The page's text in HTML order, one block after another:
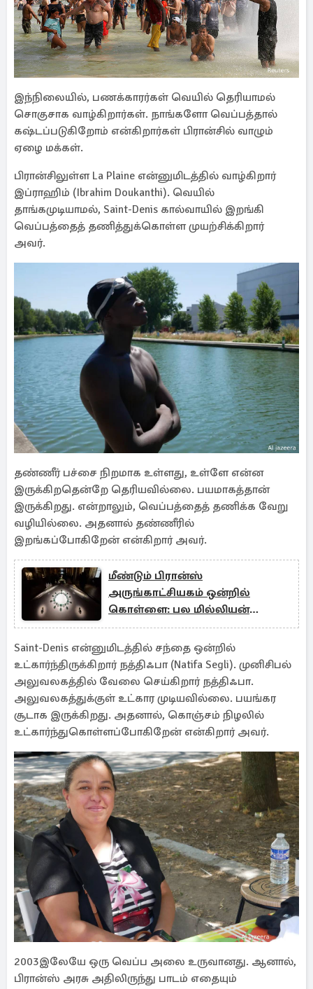
இந்நிலையில், பணக்காரர்கள் வெயில் தெரியாமல்
சொகுசாக வாழ்கிறார்கள். நாங்களோ வெப்பத்தால்
கஷ்டப்படுகிறோம் என்கிறார்கள் பிரான்சில் வாழும்
ஏழை மக்கள்.
பிரான்சிலுள்ள La Plaine என்னுமிடத்தில் வாழ்கிறார்
இப்ராஹிம் (Ibrahim Doukanthi). வெயில்
தாங்கமுடியாமல், Saint-Denis கால்வாயில் இறங்கி
வெப்பத்தைத் தணித்துக்கொள்ள முயற்சிக்கிறார்
அவர்.
தண்ணீர் பச்சை நிறமாக உள்ளது, உள்ளே என்ன
இருக்கிறதென்றே தெரியவில்லை. பயமாகத்தான்
இருக்கிறது. என்றாலும், வெப்பத்தைத் தணிக்க வேறு
வழியில்லை. அதனால் தண்ணீரில்
இறங்கப்போகிறேன் என்கிறார் அவர்.
மீண்டும் பிரான்ஸ்
அருங்காட்சியகம் ஒன்றில்
கொள்ளை: பல மில்லியன்
மதிப்புடைய நகைகள் மாயம்
Saint-Denis என்னுமிடத்தில் சந்தை ஒன்றில்
உட்கார்ந்திருக்கிறார் நத்திஃபா (Natifa Segli). முனிசிபல்
அலுவலகத்தில் வேலை செய்கிறார் நத்திஃபா.
அலுவலகத்துக்குள் உட்கார முடியவில்லை. பயங்கர
சூடாக இருக்கிறது. அதனால், கொஞ்சம் நிழலில்
உட்கார்ந்துகொள்ளப்போகிறேன் என்கிறார் அவர்.
2003இலேயே ஒரு வெப்ப அலை உருவானது. ஆனால்,
பிரான்ஸ் அரசு அதிலிருந்து பாடம் எதையும்